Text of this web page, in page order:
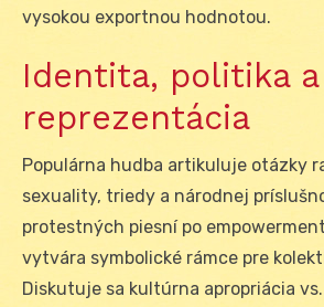
vysokou exportnou hodnotou.
Identita, politika a
reprezentácia
Populárna hudba artikuluje otázky
sexuality, triedy a národnej
protestných piesní po
vytvára symbolické rámce pre
Diskutuje sa kultúrna apropriácia